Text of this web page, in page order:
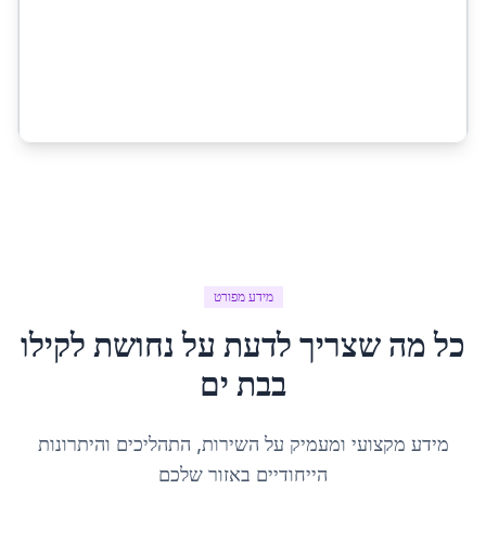
מידע מפורט
כל מה שצריך לדעת על נחושת לקילו
בבת ים
מידע מקצועי ומעמיק על השירות, התהליכים והיתרונות
הייחודיים באזור שלכם